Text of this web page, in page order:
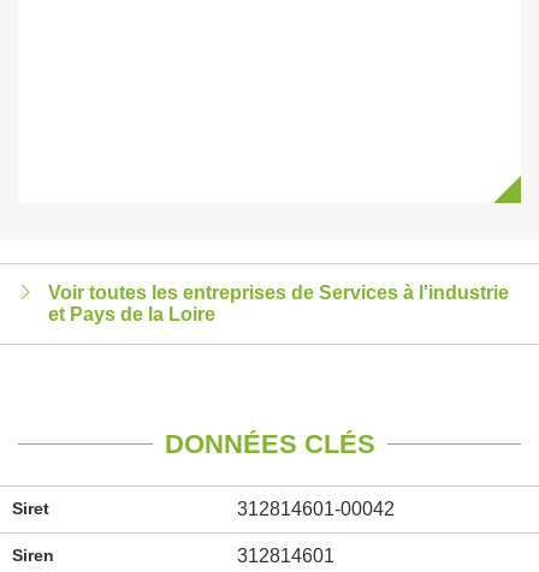
Voir toutes les entreprises de Services à l'industrie
et Pays de la Loire
DONNÉES CLÉS
Siret 312814601-00042
Siren 312814601